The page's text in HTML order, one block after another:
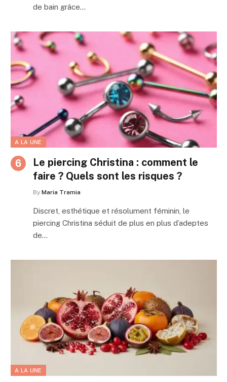
de bain grâce…
A LA UNE
Le piercing Christina : comment le
faire ? Quels sont les risques ?
By Maria Tramia
Discret, esthétique et résolument féminin, le
piercing Christina séduit de plus en plus d’adeptes
de…
A LA UNE